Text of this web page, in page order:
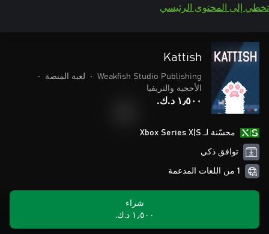
تخطي إلى المحتوى الرئيسي
Kattish
Weakfish Studio Publishing
• لعبة المنصة
•
الأحجية والتريفيا
١٫٥٠٠ د.ك.‏
محسّنة لـ Xbox Series X|S
توافق ذكي
1 من اللغات المدعمة
شراء
١٫٥٠٠ د.ك.‏